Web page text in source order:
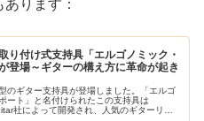
ります：
り付け式支持具「エルゴノミック・
登場～ギターの構え方に革命が起き
のギター支持具が登場しました。「エルゴ
ート」と名付けられたこの支持具は
社によって開発され、人気のギターリフ